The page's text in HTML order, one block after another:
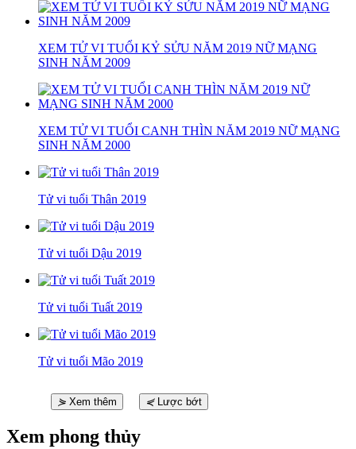
XEM TỬ VI TUỔI KỶ SỬU NĂM 2019 NỮ MẠNG
SINH NĂM 2009
XEM TỬ VI TUỔI CANH THÌN NĂM 2019 NỮ MẠNG
SINH NĂM 2000
Tử vi tuổi Thân 2019
Tử vi tuổi Dậu 2019
Tử vi tuổi Tuất 2019
Tử vi tuổi Mão 2019
⋟ Xem thêm ⋞ Lược bớt
Xem phong thủy